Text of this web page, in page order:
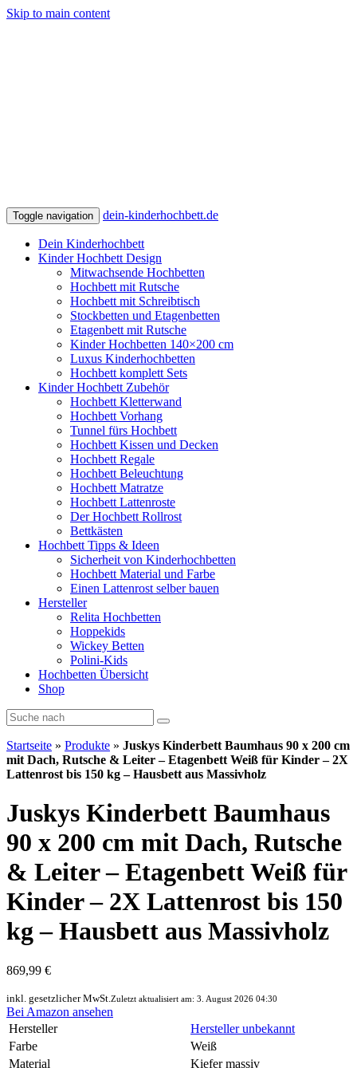
Skip to main content
Toggle navigation dein-kinderhochbett.de
Dein Kinderhochbett
Kinder Hochbett Design
Mitwachsende Hochbetten
Hochbett mit Rutsche
Hochbett mit Schreibtisch
Stockbetten und Etagenbetten
Etagenbett mit Rutsche
Kinder Hochbetten 140×200 cm
Luxus Kinderhochbetten
Hochbett komplett Sets
Kinder Hochbett Zubehör
Hochbett Kletterwand
Hochbett Vorhang
Tunnel fürs Hochbett
Hochbett Kissen und Decken
Hochbett Regale
Hochbett Beleuchtung
Hochbett Matratze
Hochbett Lattenroste
Der Hochbett Rollrost
Bettkästen
Hochbett Tipps & Ideen
Sicherheit von Kinderhochbetten
Hochbett Material und Farbe
Einen Lattenrost selber bauen
Hersteller
Relita Hochbetten
Hoppekids
Wickey Betten
Polini-Kids
Hochbetten Übersicht
Shop
Startseite » Produkte » Juskys Kinderbett Baumhaus 90 x 200 cm
mit Dach, Rutsche & Leiter – Etagenbett Weiß für Kinder – 2X
Lattenrost bis 150 kg – Hausbett aus Massivholz
Juskys Kinderbett Baumhaus
90 x 200 cm mit Dach, Rutsche
& Leiter – Etagenbett Weiß für
Kinder – 2X Lattenrost bis 150
kg – Hausbett aus Massivholz
869,99 €
inkl. gesetzlicher MwSt. Zuletzt aktualisiert am: 3. August 2026 04:30
Bei Amazon ansehen
Hersteller
Hersteller unbekannt
Farbe
Weiß
Material
Kiefer massiv